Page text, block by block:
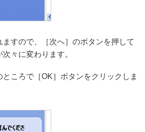
すので、［次へ］のボタンを押して
々に変わります。
ころで［OK］ボタンをクリックしま